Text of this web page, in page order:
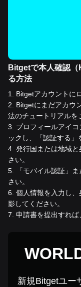
Bitgetで本人確認
る方法
1
Bitgetアカウントに
2
Bitgetにまだアカウ
法のチュートリアルを
3
プロフィールアイ
ックし、「認証する」
4 発行国または地域
さい。
5
「モバイル認証」
さい。
6 個人情報を入力し
影してください。
7 申請書を提出すれば
新規Bitgetユー